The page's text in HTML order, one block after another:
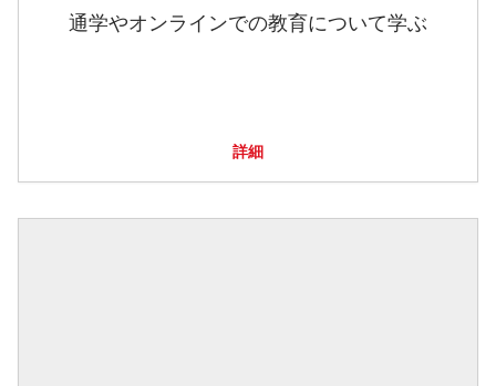
通学やオンラインでの教育について学ぶ
詳細